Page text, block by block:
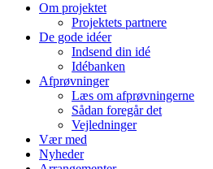
Om projektet
Projektets partnere
De gode idéer
Indsend din idé
Idébanken
Afprøvninger
Læs om afprøvningerne
Sådan foregår det
Vejledninger
Vær med
Nyheder